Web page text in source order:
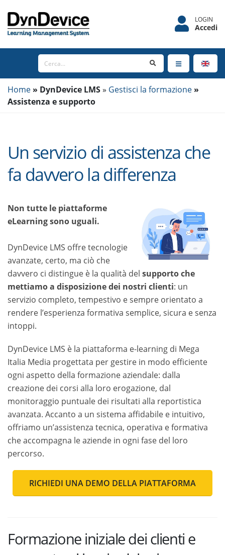
LOGIN
Accedi
Home DynDevice LMS
Gestisci la formazione
Assistenza e supporto
Un servizio di assistenza che
fa davvero la differenza
Non tutte le piattaforme
eLearning sono uguali.
DynDevice LMS offre tecnologie
avanzate, certo, ma ciò che
davvero ci distingue è la qualità del supporto che
mettiamo a disposizione dei nostri clienti: un
servizio completo, tempestivo e sempre orientato a
rendere l’esperienza formativa semplice, sicura e senza
intoppi.
DynDevice LMS è la piattaforma e-learning di Mega
Italia Media progettata per gestire in modo efficiente
ogni aspetto della formazione aziendale: dalla
creazione dei corsi alla loro erogazione, dal
monitoraggio puntuale dei risultati alla reportistica
avanzata. Accanto a un sistema affidabile e intuitivo,
offriamo un’assistenza tecnica, operativa e formativa
che accompagna le aziende in ogni fase del loro
percorso.
RICHIEDI UNA DEMO DELLA PIATTAFORMA
Formazione iniziale dei clienti e